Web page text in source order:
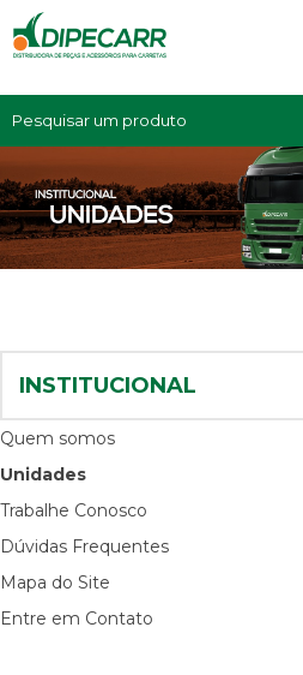
INSTITUCIONAL
Quem somos
Unidades
Trabalhe Conosco
Dúvidas Frequentes
Mapa do Site
Entre em Contato